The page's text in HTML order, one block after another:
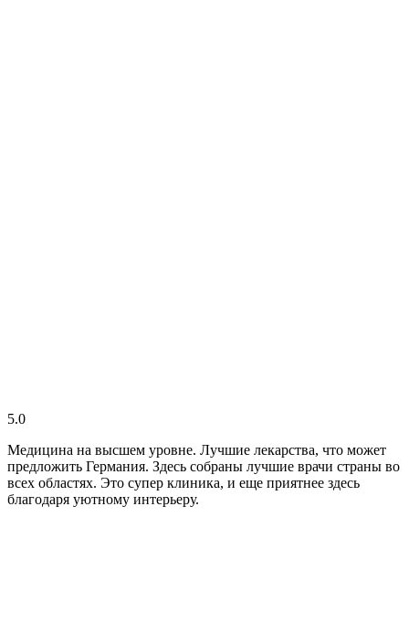
5.0
Медицина на высшем уровне. Лучшие лекарства, что может
предложить Германия. Здесь собраны лучшие врачи страны во
всех областях. Это супер клиника, и еще приятнее здесь
благодаря уютному интерьеру.